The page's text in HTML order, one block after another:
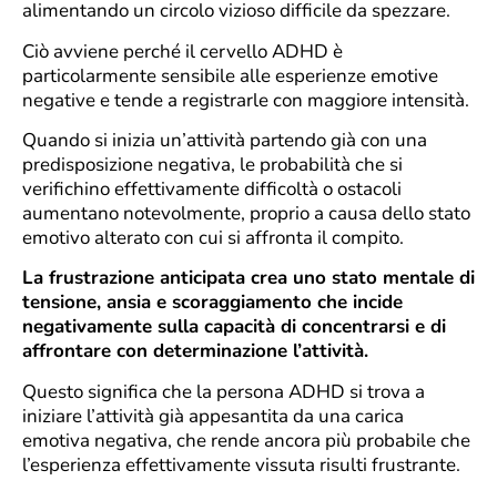
alimentando un circolo vizioso difficile da spezzare.
Ciò avviene perché il cervello ADHD è
particolarmente sensibile alle esperienze emotive
negative e tende a registrarle con maggiore intensità.
Quando si inizia un’attività partendo già con una
predisposizione negativa, le probabilità che si
verifichino effettivamente difficoltà o ostacoli
aumentano notevolmente, proprio a causa dello stato
emotivo alterato con cui si affronta il compito.
La frustrazione anticipata crea uno stato mentale di
tensione, ansia e scoraggiamento che incide
negativamente sulla capacità di concentrarsi e di
affrontare con determinazione l’attività.
Questo significa che la persona ADHD si trova a
iniziare l’attività già appesantita da una carica
emotiva negativa, che rende ancora più probabile che
l’esperienza effettivamente vissuta risulti frustrante.